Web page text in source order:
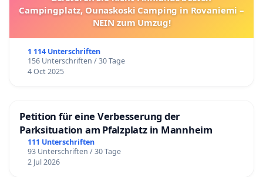
Campingplatz, Ounaskoski Camping in Rovaniemi –
NEIN zum Umzug!
1 114 Unterschriften
156 Unterschriften / 30 Tage
4 Oct 2025
Petition für eine Verbesserung der
Parksituation am Pfalzplatz in Mannheim
111 Unterschriften
93 Unterschriften / 30 Tage
2 Jul 2026